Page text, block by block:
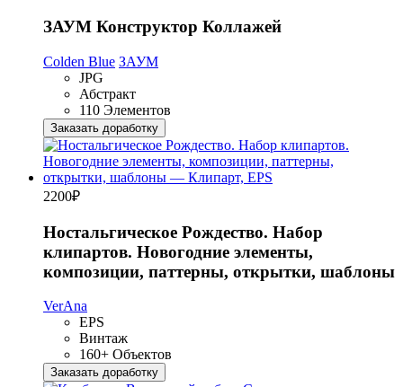
ЗАУМ Конструктор Коллажей
Colden Blue ЗАУМ
JPG
Абстракт
110 Элементов
Заказать доработку
2200₽
Ностальгическое Рождество. Набор
клипартов. Новогодние элементы,
композиции, паттерны, открытки, шаблоны
VerAna
EPS
Винтаж
160+ Объектов
Заказать доработку